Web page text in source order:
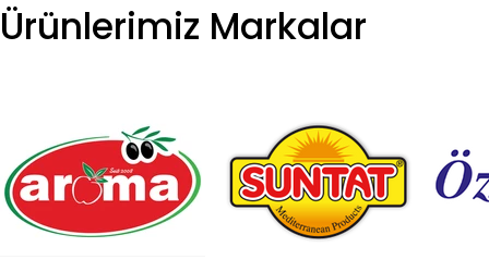
Ürünlerimiz Markalar